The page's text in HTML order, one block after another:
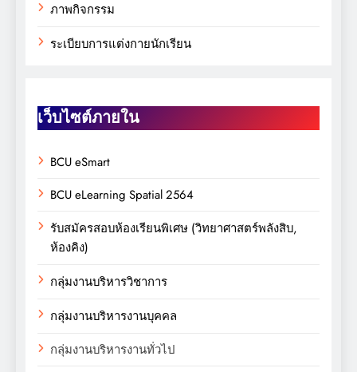
ภาพกิจกรรม
ระเบียบการแต่งกายนักเรียน
เว็บไซต์ภายใน
BCU eSmart
BCU eLearning Spatial 2564
รับสมัครสอบห้องเรียนพิเศษ (วิทยาศาสตร์พลังสิบ,
ห้องคิง)
กลุ่มงานบริหารวิชาการ
กลุ่มงานบริหารงานบุคคล
กลุ่มงานบริหารงานทั่วไป